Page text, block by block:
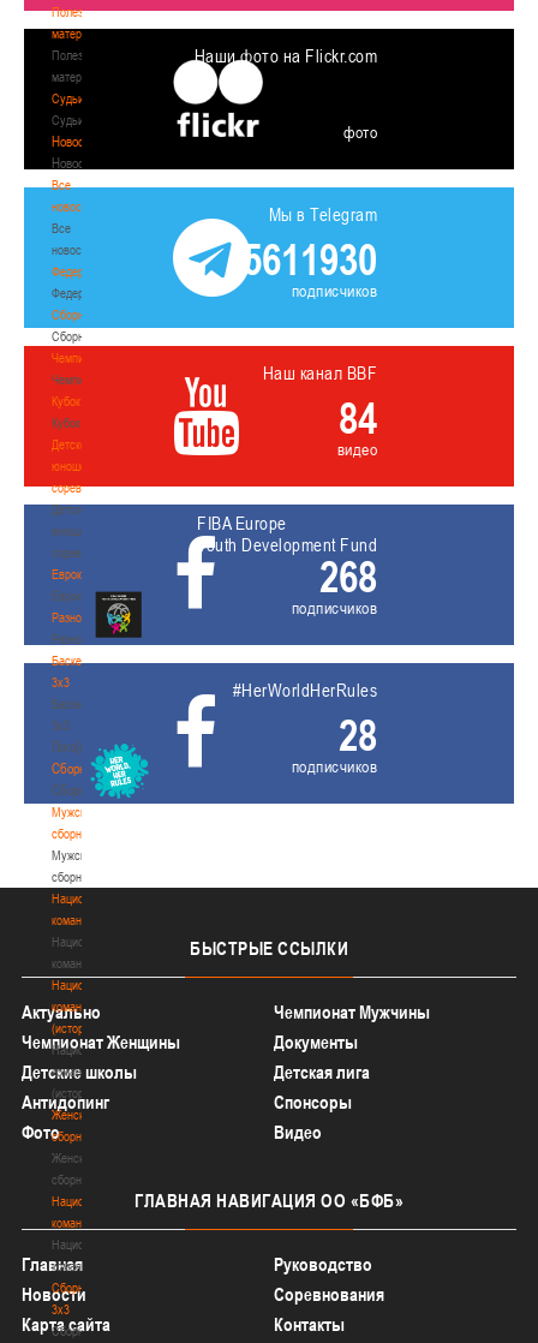
Полезные
материалы
Полезные
материалы
Судьи
Судьи
Новости
Новости
Все
новости
Все
новости
Федерация
Федерация
Сборные
Сборные
Чемпионат
Чемпионат
Кубок
Кубок
Детско-
юношеские
соревнования
Детско-
юношеские
соревнования
Еврокубки
Еврокубки
Разное
Разное
Баскетбол
3х3
Баскетбол
3х3
Лого[modid=121]
Сборные
Сборные
Мужские
сборные
Мужские
сборные
Национальная
команда
Национальная
команда
Национальная
команда
(история)
Национальная
команда
(история)
Женские
сборные
Женские
сборные
Национальная
команда
Национальная
команда
Сборные
3х3
Сборные
Наши фото на Flickr.com
фото
Мы в Telegram
5611930
подписчиков
Наш канал BBF
84
видео
FIBA Europe
Youth Development Fund
268
подписчиков
#HerWorldHerRules
28
подписчиков
БЫСТРЫЕ ССЫЛКИ
Актуально
Чемпионат Мужчины
Чемпионат Женщины
Документы
Детские школы
Детская лига
Антидопинг
Спонсоры
Фото
Видео
ГЛАВНАЯ НАВИГАЦИЯ ОО «БФБ»
Главная
Руководство
Новости
Соревнования
Карта сайта
Контакты